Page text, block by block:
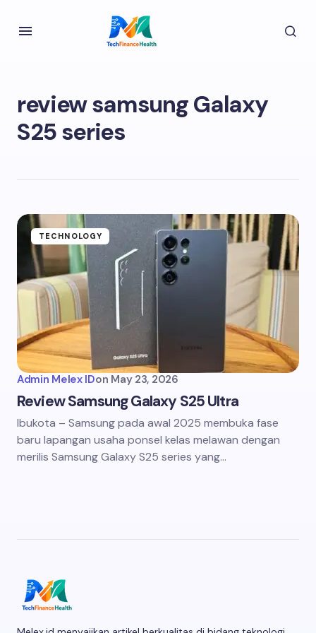
review samsung Galaxy
S25 series
TECHNOLOGY
Admin Melex IDon May 23, 2026
Review Samsung Galaxy S25 Ultra
Ibukota – Samsung pada awal 2025 membuka fase
baru lapangan usaha ponsel kelas melawan dengan
merilis Samsung Galaxy S25 series yang…